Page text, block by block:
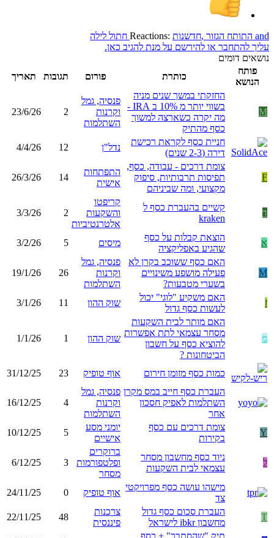
Reactions: חדשנות, התותח הגזור and
חתול לילה
עליך להתחבר או להירשם על מנת להגיב כאן.
נושאים דומים
פותח
הנושא
כותרת פורום תגובות תאריך
M
החזקתי במשך שנים מניה
בשווי יותר מ 10% ב IRA -
מה יקרה כשארצה למשוך
כסף מהתיק
פנסיה, גמל
וקרנות
השתלמות
2
23/6/26
חניית כסף לקראת רכישת
דירה (2-3 שנים)
נדל"ן 12
4/4/26
F
צומת דרכים - עבודה, כסף,
תפיסות תרבותיות, סיפוק
מקצועי, ומה שביניהם
התפתחות
אישית
14
26/3/26
ד
קשיים בהעברת כסף ל
kraken
קריפטו
והשקעות
אלטרנטיביות
2
3/3/26
א
הוצאת קבלות על כסף
שהגיע באפליקציה
מיסים 5
3/2/26
M
האם כסף ששוכב בקרן לא
פעילה מושפע משינויים
בשערי מטבעות?
פנסיה, גמל
וקרנות
השתלמות
26
19/1/26
ז
האם משקיע "לוגי" יכול
לעשות כסף גדול
שוק ההון 11
3/1/26
מ
האם מותר לבית השקעות
מסחר עצמאי לתת אפשרות
להוציא כסף על חשבון
הביטחונות ?
שוק ההון 1
1/1/26
כמות כסף מזומן חירום אוף טופיק 23
31/12/25
העברת כסף חייב במס מקרן
השתלמות לאפיק חסכון
אחר
פנסיה, גמל
וקרנות
השתלמות
4
16/12/25
Y
צומת דרכים עם כסף
בקירות
יומני מסע
אישיים
5
10/12/25
ל
ניוד כסף מחשבון מסחר
עצמאי לבית השקעות
ברוקרים
ופלטפורמות
מסחר
3
6/12/25
מישהו עושה כסף מפרויקטי
צד
אוף טופיק 0
24/11/25
T
העברת סכום כסף גדול
מחשבון ibkr לישראל
צרכנות
פיננסית
48
22/11/25
תיק "שהסתבך" + כסף